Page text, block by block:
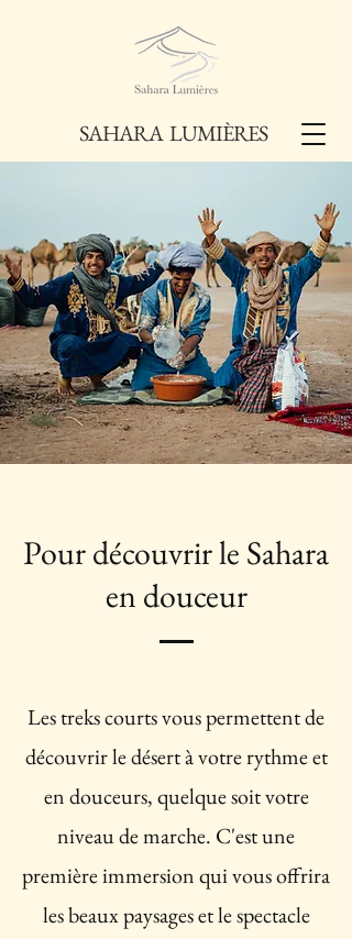
SAHARA LUMIÈRES
Pour découvrir le Sahara
en douceur
Les treks courts vous permettent de
découvrir le désert à votre rythme et
en douceurs, quelque soit votre
niveau de marche. C'est une
première immersion qui vous offrira
les beaux paysages et le spectacle